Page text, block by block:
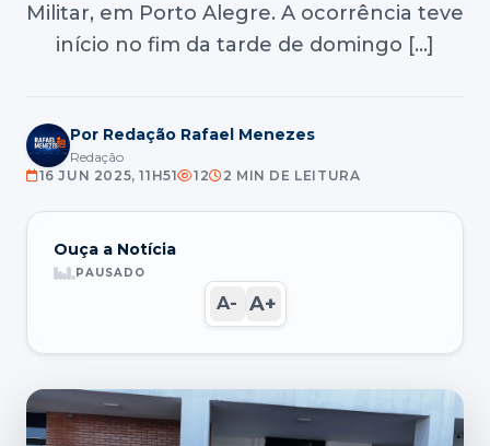
Militar, em Porto Alegre. A ocorrência teve
início no fim da tarde de domingo […]
Por Redação Rafael Menezes
Redação
16 JUN 2025, 11H51
12 2 MIN DE LEITURA
Ouça a Notícia
PAUSADO
A- A+